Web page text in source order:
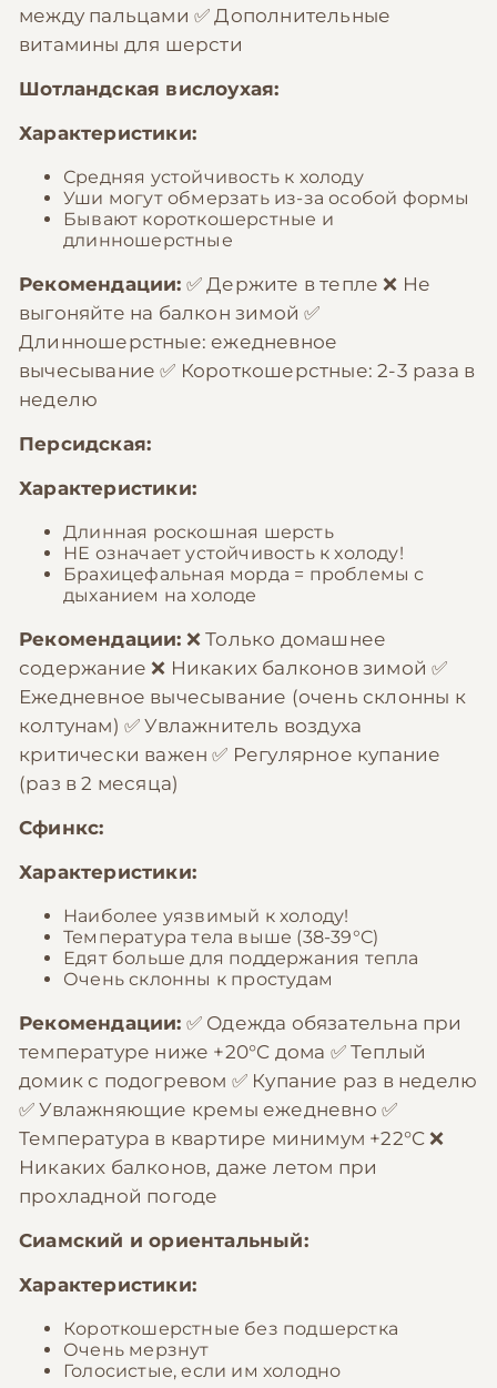
между пальцами ✅ Дополнительные
витамины для шерсти
Шотландская вислоухая:
Характеристики:
Средняя устойчивость к холоду
Уши могут обмерзать из-за особой формы
Бывают короткошерстные и
длинношерстные
Рекомендации: ✅ Держите в тепле ❌ Не
выгоняйте на балкон зимой ✅
Длинношерстные: ежедневное
вычесывание ✅ Короткошерстные: 2-3 раза в
неделю
Персидская:
Характеристики:
Длинная роскошная шерсть
НЕ означает устойчивость к холоду!
Брахицефальная морда = проблемы с
дыханием на холоде
Рекомендации: ❌ Только домашнее
содержание ❌ Никаких балконов зимой ✅
Ежедневное вычесывание (очень склонны к
колтунам) ✅ Увлажнитель воздуха
критически важен ✅ Регулярное купание
(раз в 2 месяца)
Сфинкс:
Характеристики:
Наиболее уязвимый к холоду!
Температура тела выше (38-39°C)
Едят больше для поддержания тепла
Очень склонны к простудам
Рекомендации: ✅ Одежда обязательна при
температуре ниже +20°C дома ✅ Теплый
домик с подогревом ✅ Купание раз в неделю
✅ Увлажняющие кремы ежедневно ✅
Температура в квартире минимум +22°C ❌
Никаких балконов, даже летом при
прохладной погоде
Сиамский и ориентальный:
Характеристики:
Короткошерстные без подшерстка
Очень мерзнут
Голосистые, если им холодно